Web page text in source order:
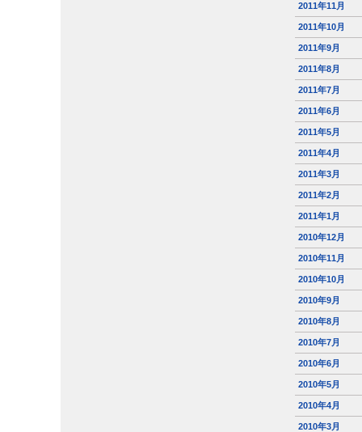
2011年11月
2011年10月
2011年9月
2011年8月
2011年7月
2011年6月
2011年5月
2011年4月
2011年3月
2011年2月
2011年1月
2010年12月
2010年11月
2010年10月
2010年9月
2010年8月
2010年7月
2010年6月
2010年5月
2010年4月
2010年3月